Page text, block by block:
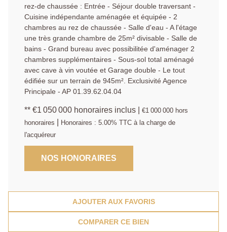
rez-de chaussée : Entrée - Séjour double traversant -
Cuisine indépendante aménagée et équipée - 2
chambres au rez de chaussée - Salle d'eau - A l'étage
une très grande chambre de 25m² divisable - Salle de
bains - Grand bureau avec possibilitée d'aménager 2
chambres supplémentaires - Sous-sol total aménagé
avec cave à vin voutée et Garage double - Le tout
édifiée sur un terrain de 945m². Exclusivité Agence
Principale - AP 01.39.62.04.04
** €1 050 000 honoraires inclus €1 000 000 hors
honoraires
Honoraires : 5.00% TTC à la charge de
l'acquéreur
NOS HONORAIRES
AJOUTER AUX FAVORIS
COMPARER CE BIEN